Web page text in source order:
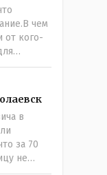
чем
от кого-
в
за 70
не